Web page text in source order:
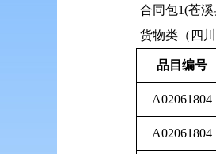
合同包1(苍
货物类（四
品目编号
A02061804
A02061804